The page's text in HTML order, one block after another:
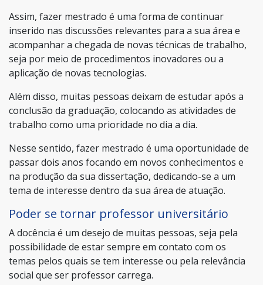
Assim, fazer mestrado é uma forma de continuar
inserido nas discussões relevantes para a sua área e
acompanhar a chegada de novas técnicas de trabalho,
seja por meio de procedimentos inovadores ou a
aplicação de novas tecnologias.
Além disso, muitas pessoas deixam de estudar após a
conclusão da graduação, colocando as atividades de
trabalho como uma prioridade no dia a dia.
Nesse sentido, fazer mestrado é uma oportunidade de
passar dois anos focando em novos conhecimentos e
na produção da sua dissertação, dedicando-se a um
tema de interesse dentro da sua área de atuação.
Poder se tornar professor universitário
A docência é um desejo de muitas pessoas, seja pela
possibilidade de estar sempre em contato com os
temas pelos quais se tem interesse ou pela relevância
social que ser professor carrega.